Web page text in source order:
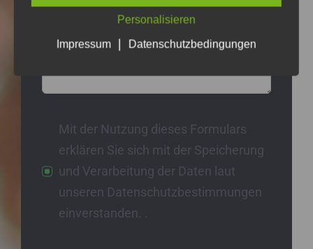
Mit der Nutzung dieses Formulars
erklären Sie sich mit der Speicherung
und Verarbeitung der Daten laut
unseren Datenschutzbestimmungen
einverstanden. .
Personalisieren
Impressum | Datenschutzbedingungen